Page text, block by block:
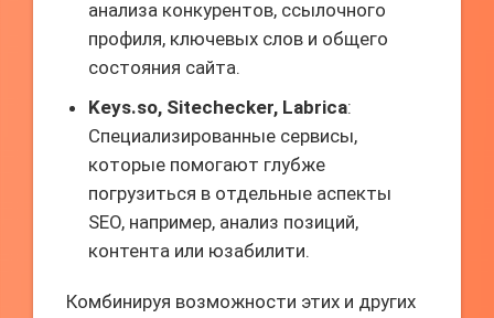
анализа конкурентов, ссылочного
профиля, ключевых слов и общего
состояния сайта.
Keys.so, Sitechecker, Labrica:
Специализированные сервисы,
которые помогают глубже
погрузиться в отдельные аспекты
SEO, например, анализ позиций,
контента или юзабилити.
Комбинируя возможности этих и других